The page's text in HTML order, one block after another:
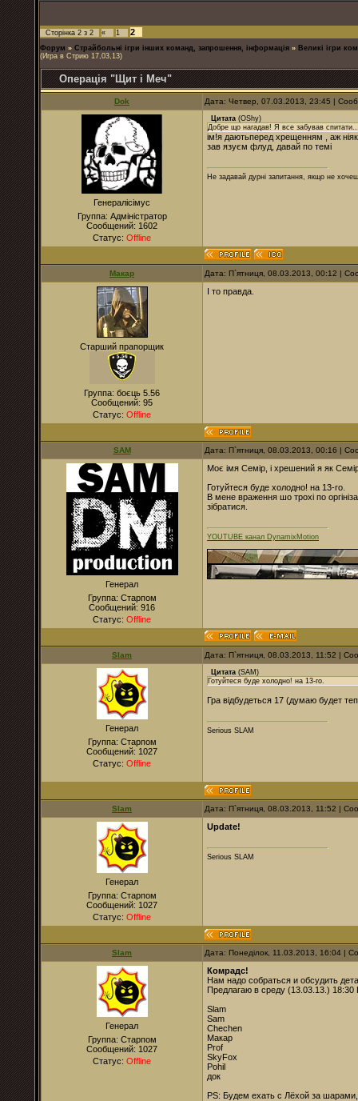
Сторінка 2 з 2 « 1 2
Форум » Страйбольні ігри інших команд, запрошення, інформація » Великі ігри
(Игра в Стрию 17,03,13)
Операція "Щит і Меч"
Dok Дата: Четвер, 07.03.2013, 23:45 |
Генералісімус
Группа: Адміністратор
Сообщений: 1602
Статус: Offline
Цитата (OShy)
Добре що нагадав! Я все забував
ім!я даютьперед хрещенням , аж
зав язуєм флуд, давай по темі
Не задавай дурні запитання, якщо не
Макар Дата: П`ятниця, 08.03.2013, 00:12 |
Старший прапорщик
Группа: боєць 5.56
Сообщений: 95
Статус: Offline
І то правда.
SAM Дата: П`ятниця, 08.03.2013, 00:16 |
Генерал
Группа: Старпом
Сообщений: 916
Статус: Offline
Моє імя Семір, і хрешений я як
Готуйтеся буде холодно! на 13-го.
В мене враження шо трохі по
зібратися.
YOUTUBE канал DynamixMotion
Slam Дата: П`ятниця, 08.03.2013, 11:52 |
Генерал
Группа: Старпом
Сообщений: 1027
Статус: Offline
Цитата (SAM )
Готуйтеся буде холодно! на 13-го.
Гра відбудеться 17 (думаю будет
Serious SLAM
Slam Дата: П`ятниця, 08.03.2013, 11:52 |
Генерал
Группа: Старпом
Сообщений: 1027
Статус: Offline
Update!
Serious SLAM
Slam Дата: Понеділок, 11.03.2013, 16:04 |
Генерал
Группа: Старпом
Сообщений: 1027
Статус: Offline
Комрадс!
Нам надо собраться и обсудить
Предлагаю в среду (13.03.13.)
Slam
Sam
Chechen
Макар
Prof
SkyFox
Pohil
док
PS: Будем ехать с Лёхой за